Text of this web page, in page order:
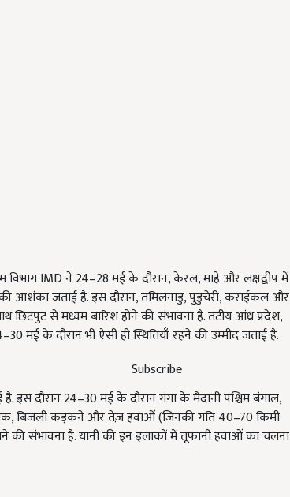
Subscribe
विभाग IMD ने 24–28 मई के दौरान, केरल, माहे और लक्षद्वीप में
आशंका जताई है. इस दौरान, तमिलनाडु, पुडुचेरी, कराईकल और
से मध्यम बारिश होने की संभावना है. तटीय आंध्र प्रदेश,
मई के दौरान भी ऐसी ही स्थितियाँ रहने की उम्मीद जताई है.
इस दौरान 24–30 मई के दौरान गंगा के मैदानी पश्चिम बंगाल,
बिजली कड़कने और तेज़ हवाओं (जिनकी गति 40–70 किमी
की संभावना है. यानी की इन इलाकों में तूफानी हवाओं का चलना